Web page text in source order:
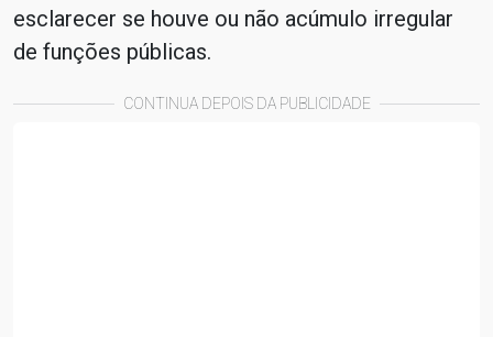
esclarecer se houve ou não acúmulo irregular
de funções públicas.
CONTINUA DEPOIS DA PUBLICIDADE